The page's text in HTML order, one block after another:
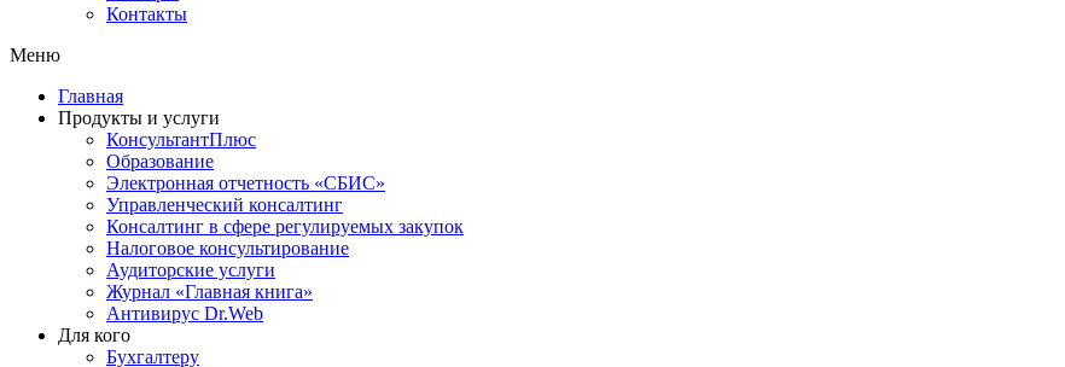
Контакты
Меню
Главная
Продукты и услуги
КонсультантПлюс
Образование
Электронная отчетность «СБИС»
Управленческий консалтинг
Консалтинг в сфере регулируемых закупок
Налоговое консультирование
Аудиторские услуги
Журнал «Главная книга»
Антивирус Dr.Web
Для кого
Бухгалтеру